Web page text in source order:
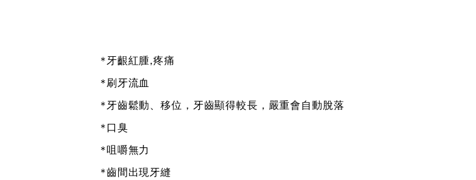
*牙齦紅腫,疼痛
*刷牙流血
*牙齒鬆動、移位，牙齒顯得較長，嚴重會自動脫落
*口臭
*咀嚼無力
*齒間出現牙縫